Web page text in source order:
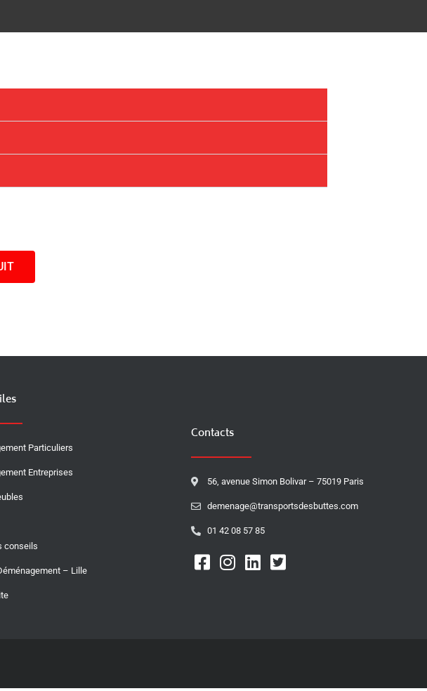
Particuliers
Entreprises
conseils
– Lille
Contacts
56, avenue Simon Bolivar – 75019 Paris
demenage@transportsdesbuttes.com
01 42 08 57 85